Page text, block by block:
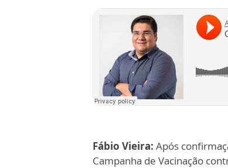
Fábio Vieira: Após
Campanha de Vacinação